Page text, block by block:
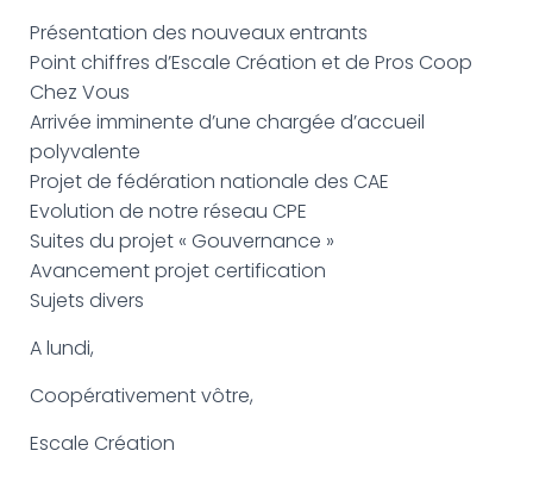
Présentation des nouveaux entrants
Point chiffres d’Escale Création et de Pros Coop
Chez Vous
Arrivée imminente d’une chargée d’accueil
polyvalente
Projet de fédération nationale des CAE
Evolution de notre réseau CPE
Suites du projet « Gouvernance »
Avancement projet certification
Sujets divers
A lundi,
Coopérativement vôtre,
Escale Création